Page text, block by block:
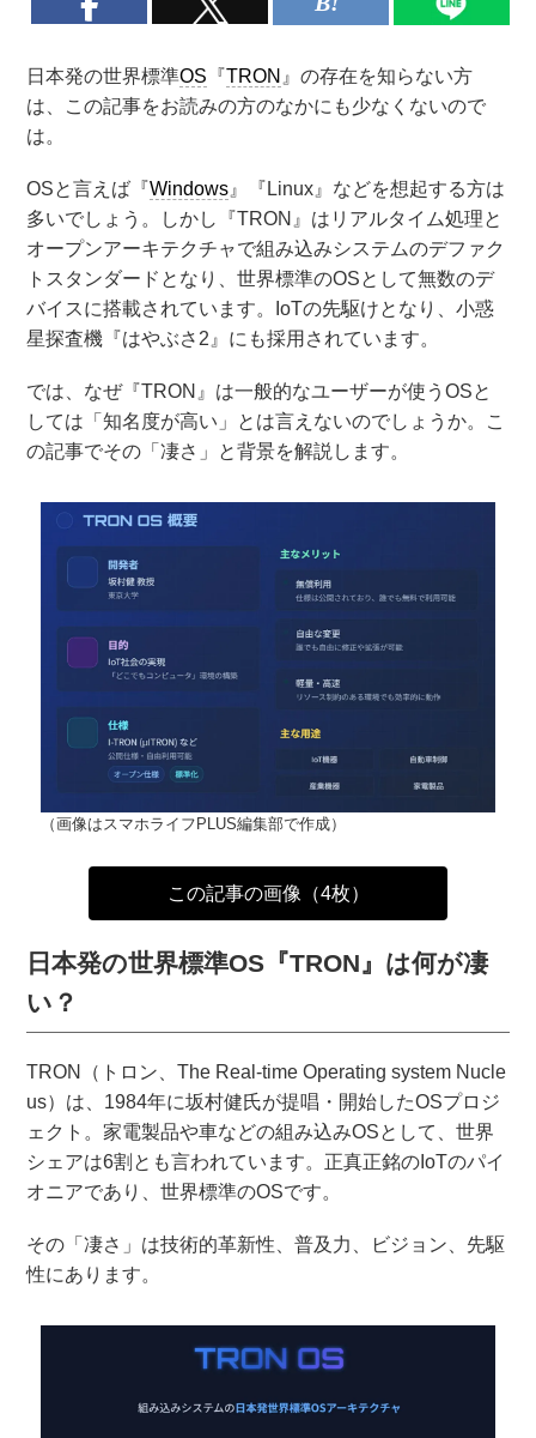
日本発の世界標準OS 『TRON 』の存在を知らない方
は、この記事をお読みの方のなかにも少なくないので
は。
OSと言えば『Windows 』『Linux』などを想起する方は
多いでしょう。しかし『TRON』はリアルタイム処理と
オープンアーキテクチャで組み込みシステムのデファク
トスタンダードとなり、世界標準のOSとして無数のデ
バイスに搭載されています。IoTの先駆けとなり、小惑
星探査機『はやぶさ2』にも採用されています。
では、なぜ『TRON』は一般的なユーザーが使うOSと
しては「知名度が高い」とは言えないのでしょうか。こ
の記事でその「凄さ」と背景を解説します。
（画像はスマホライフPLUS編集部で作成）
この記事の画像（4枚）
日本発の世界標準OS『TRON』は何が凄
い？
TRON（トロン、The Real-time Operating system Nucle
us）は、1984年に坂村健氏が提唱・開始したOSプロジ
ェクト。家電製品や⾞などの組み込みOSとして、世界
シェアは6割とも言われています。正真正銘のIoTのパイ
オニアであり、世界標準のOSです。
その「凄さ」は技術的革新性、普及力、ビジョン、先駆
性にあります。